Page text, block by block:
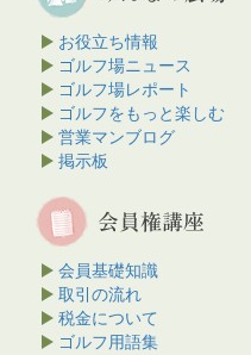
お役立ち情報
ゴルフ場ニュース
ゴルフ場レポート
ゴルフをもっと楽しむ
営業マンブログ
掲示板
会員基礎知識
取引の流れ
税金について
ゴルフ用語集